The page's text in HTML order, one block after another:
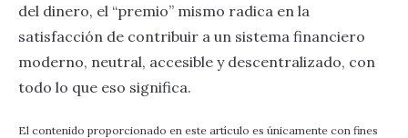
del dinero, el “premio” mismo radica en la
satisfacción de contribuir a un sistema financiero
moderno, neutral, accesible y descentralizado, con
todo lo que eso significa.
El contenido proporcionado en este artículo es únicamente con fines